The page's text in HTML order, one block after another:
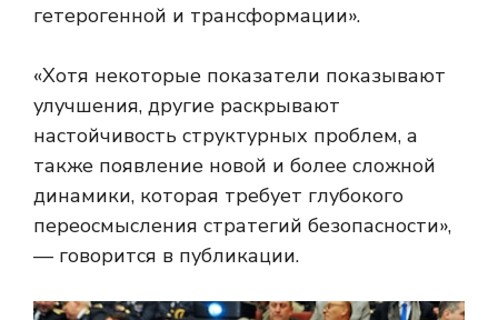
гетерогенной и трансформации».
«Хотя некоторые показатели показывают
улучшения, другие раскрывают
настойчивость структурных проблем, а
также появление новой и более сложной
динамики, которая требует глубокого
переосмысления стратегий безопасности»,
— говорится в публикации.